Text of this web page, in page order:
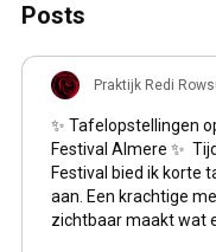
Posts
Praktijk Redi
✨ Tafelopstellingen
Festival Almere ✨
Festival bied ik korte
aan. Een krachtige
zichtbaar maakt wat